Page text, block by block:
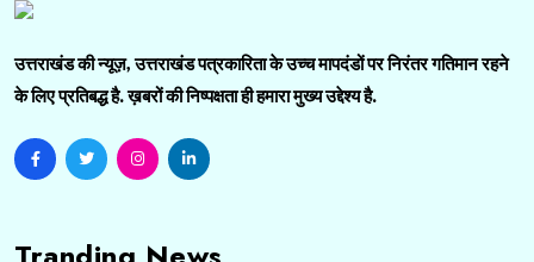
उत्तराखंड की न्यूज़, उत्तराखंड पत्रकारिता के उच्च मापदंडों पर निरंतर गतिमान रहने
के लिए प्रतिबद्ध है. ख़बरों की निष्पक्षता ही हमारा मुख्य उद्देश्य है.